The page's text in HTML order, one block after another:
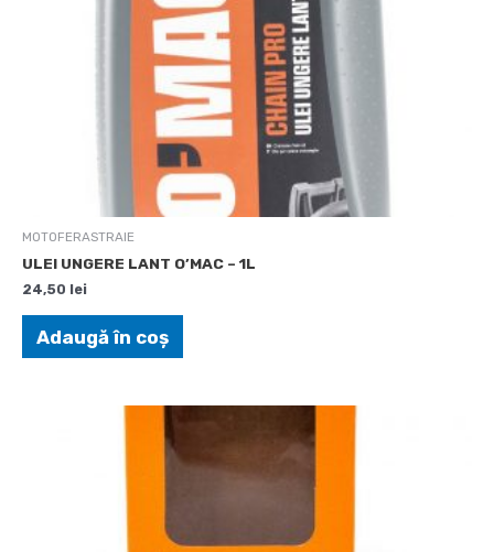
MOTOFERASTRAIE
ULEI UNGERE LANT O’MAC – 1L
24,50 lei
Adaugă în coș